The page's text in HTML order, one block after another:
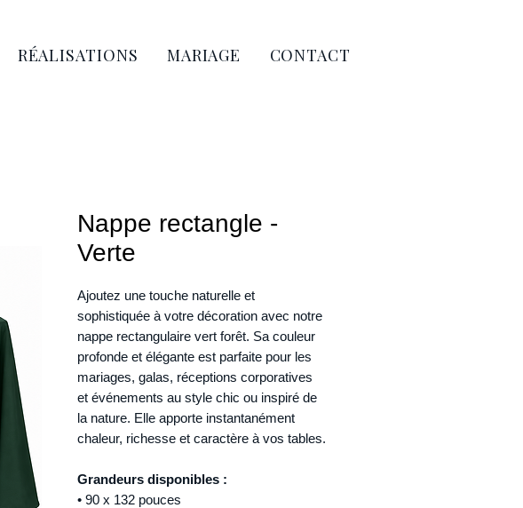
RÉALISATIONS MARIAGE CONTACT
Nappe rectangle -
Verte
Ajoutez une touche naturelle et
sophistiquée à votre décoration avec notre
nappe rectangulaire vert forêt. Sa couleur
profonde et élégante est parfaite pour les
mariages, galas, réceptions corporatives
et événements au style chic ou inspiré de
la nature. Elle apporte instantanément
chaleur, richesse et caractère à vos tables.
Grandeurs disponibles :
• 90 x 132 pouces